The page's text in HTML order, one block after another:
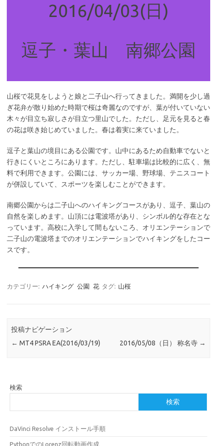
2016/04/03(日)
逗子・葉山 南郷公園
山桜で花見をしようと娘と二子山へ行ってきました。満開を少し過
ぎ花弁が散り始めた時期で桜は奇麗なのですが、葉が付いていない
木々が目立ち寂しさが目立つ里山でした。ただし、足元を見ると春
の花は咲き始じめていました。春は着実に来ていました。
逗子と葉山の境目にある公園です。山中にあるため自動車でないと
行きにくいところにあります。ただし、駐車場は比較的に広く、無
料で利用できます。公園には、サッカー場、野球場、テニスコート
が併設していて、スポーツを楽しむことができます。
南郷公園からは二子山へのハイキングコースがあり、逗子、葉山の
自然を楽しめます。山頂には電波塔があり、シンボル的な存在とな
っています。高校に入学して間もないころ、オリエンテーションで
二子山の電波塔までのオリエンテーションでハイキングをしたコー
スです。
カテゴリー: ハイキング 公園 花 タグ: 山桜
投稿ナビゲーション
← MT4 PSRA EA(2016/03/19) ‎2016‎/05‎/0‎8（‎日） 称名寺 →
検索
検索
DaVinci Resolve インストール手順
PythonでのLorenz回転動画作成